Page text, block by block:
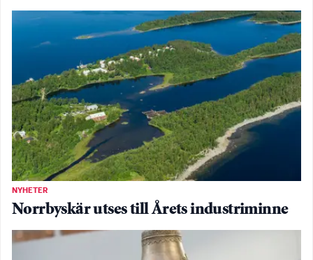
NYHETER
Norrbyskär utses till Årets industriminne